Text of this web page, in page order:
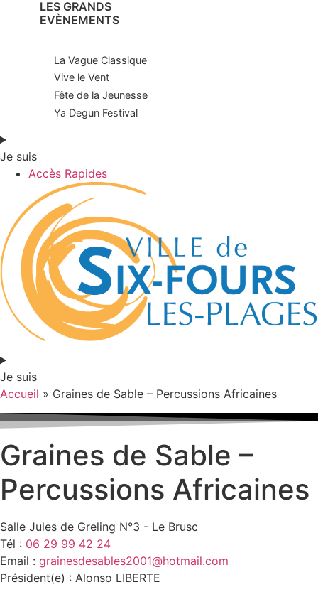
LES GRANDS
EVÈNEMENTS
La Vague Classique
Vive le Vent
Fête de la Jeunesse
Ya Degun Festival
Je suis
Accès Rapides
Je suis
Accueil » Graines de Sable – Percussions Africaines
Graines de Sable –
Percussions Africaines
Salle Jules de Greling N°3 - Le Brusc
Tél : 06 29 99 42 24
Email : grainesdesables2001@hotmail.com
Président(e) : Alonso LIBERTE